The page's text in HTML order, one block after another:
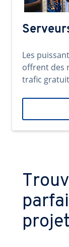
Les
offrent des
trafic
projet